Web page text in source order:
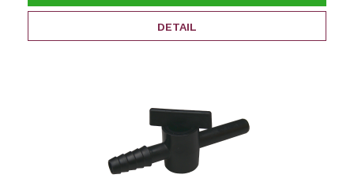
DETAIL